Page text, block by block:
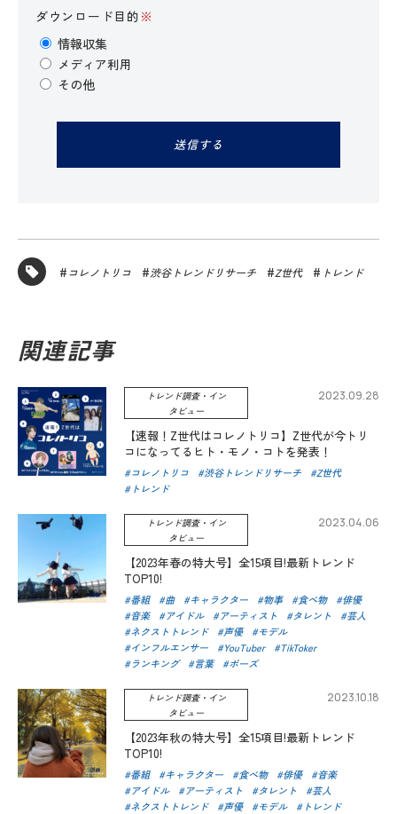
ダウンロード目的 ※
情報収集
メディア利用
その他
コレノトリコ 渋谷トレンドリサーチ Z世代 トレンド
関連記事
トレンド調査・イン
タビュー
2023.09.28
【速報！Z世代はコレノトリコ】Z世代が今トリ
コになってるヒト・モノ・コトを発表！
コレノトリコ 渋谷トレンドリサーチ
Z世代
トレンド
トレンド調査・イン
タビュー
2023.04.06
【2023年春の特大号】全15項目!最新トレンド
TOP10!
番組 曲 キャラクター 物事 食べ物
俳優
音楽
アイドル アーティスト タレント
芸人
ネクストトレンド
声優
モデル
インフルエンサー
YouTuber
TikToker
ランキング
言葉 ポーズ
トレンド調査・イン
タビュー
2023.10.18
【2023年秋の特大号】全15項目!最新トレンド
TOP10!
番組 キャラクター 食べ物 俳優
音楽
アイドル
アーティスト タレント
芸人
ネクストトレンド
声優 モデル
トレンド